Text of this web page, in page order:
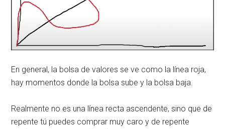
En general, la bolsa de valores se ve como la línea roja,
hay momentos donde la bolsa sube y la bolsa baja.
Realmente no es una línea recta ascendente, sino que de
repente tú puedes comprar muy caro y de repente